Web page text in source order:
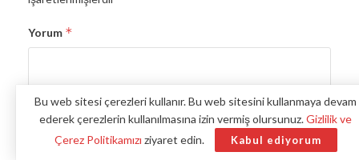
Yorum *
Bu web sitesi çerezleri kullanır. Bu web sitesini kullanmaya devam
ederek çerezlerin kullanılmasına izin vermiş olursunuz.Gizlilik ve
Çerez Politikamızı ziyaret edin. Kabul ediyorum